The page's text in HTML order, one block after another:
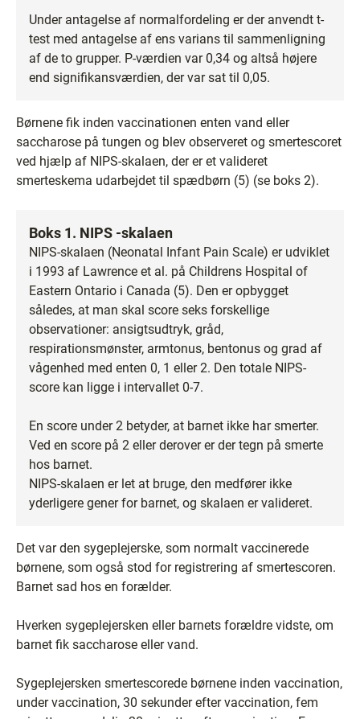
Under antagelse af normalfordeling er der anvendt t-
test med antagelse af ens varians til sammenligning
af de to grupper. P-værdien var 0,34 og altså højere
end signifikansværdien, der var sat til 0,05.
Børnene fik inden vaccinationen enten vand eller
saccharose på tungen og blev observeret og smertescoret
ved hjælp af NIPS-skalaen, der er et valideret
smerteskema udarbejdet til spædbørn (5) (se boks 2).
Boks 1. NIPS -skalaen
NIPS-skalaen (Neonatal Infant Pain Scale) er udviklet
i 1993 af Lawrence et al. på Childrens Hospital of
Eastern Ontario i Canada (5). Den er opbygget
således, at man skal score seks forskellige
observationer: ansigtsudtryk, gråd,
respirationsmønster, armtonus, bentonus og grad af
vågenhed med enten 0, 1 eller 2. Den totale NIPS-
score kan ligge i intervallet 0-7.
En score under 2 betyder, at barnet ikke har smerter.
Ved en score på 2 eller derover er der tegn på smerte
hos barnet.
NIPS-skalaen er let at bruge, den medfører ikke
yderligere gener for barnet, og skalaen er valideret.
Det var den sygeplejerske, som normalt vaccinerede
børnene, som også stod for registrering af smertescoren.
Barnet sad hos en forælder.
Hverken sygeplejersken eller barnets forældre vidste, om
barnet fik saccharose eller vand.
Sygeplejersken smertescorede børnene inden vaccination,
under vaccination, 30 sekunder efter vaccination, fem